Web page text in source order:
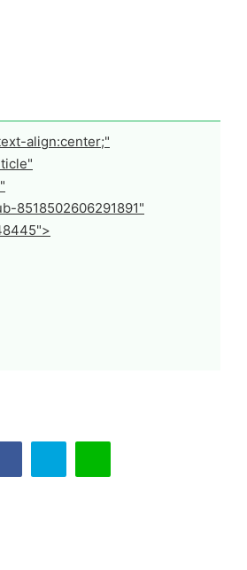
align:center;"
8518502606291891"